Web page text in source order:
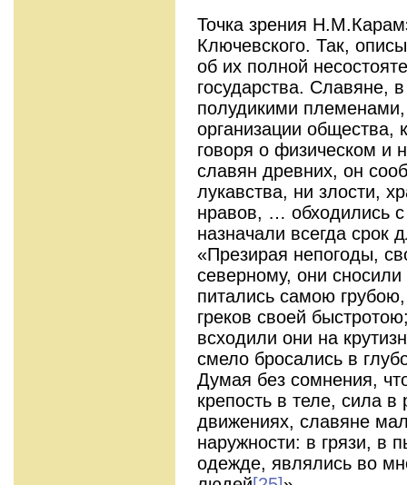
Точка зрения
Ключевского. Так,
об их полной
государства. Славяне,
полудикими
организации общества,
говоря о физическом и
славян древних, он
лукавства, ни злости,
нравов, … обходились
назначали всегда срок
«Презирая непогоды,
северному, они
питались самою
греков своей
всходили они на
смело бросались в
Думая без сомнения,
крепость в теле, сила в
движениях, славяне
наружности: в грязи, в
одежде, являлись во